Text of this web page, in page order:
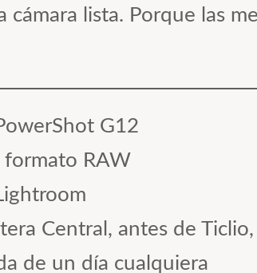
cámara lista. Porque las
G12
RAW
Central, antes de Ticlio,
de un día cualquiera